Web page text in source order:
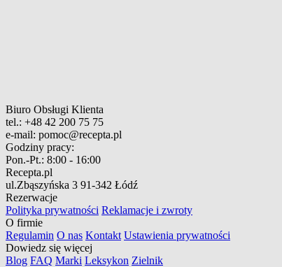
Biuro Obsługi Klienta
tel.: +48 42 200 75 75
e-mail: pomoc@recepta.pl
Godziny pracy:
Pon.-Pt.: 8:00 - 16:00
Recepta.pl
ul.Zbąszyńska 3 91-342 Łódź
Rezerwacje
Polityka prywatności Reklamacje i zwroty
O firmie
Regulamin O nas Kontakt Ustawienia prywatności
Dowiedz się więcej
Blog FAQ Marki Leksykon Zielnik